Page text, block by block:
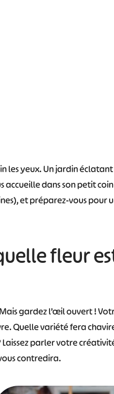
les yeux. Un jardin
accueille dans son petit
et préparez-vous pour
fleur
gardez l’œil ouvert !
Quelle variété fera
parler votre
contredira.